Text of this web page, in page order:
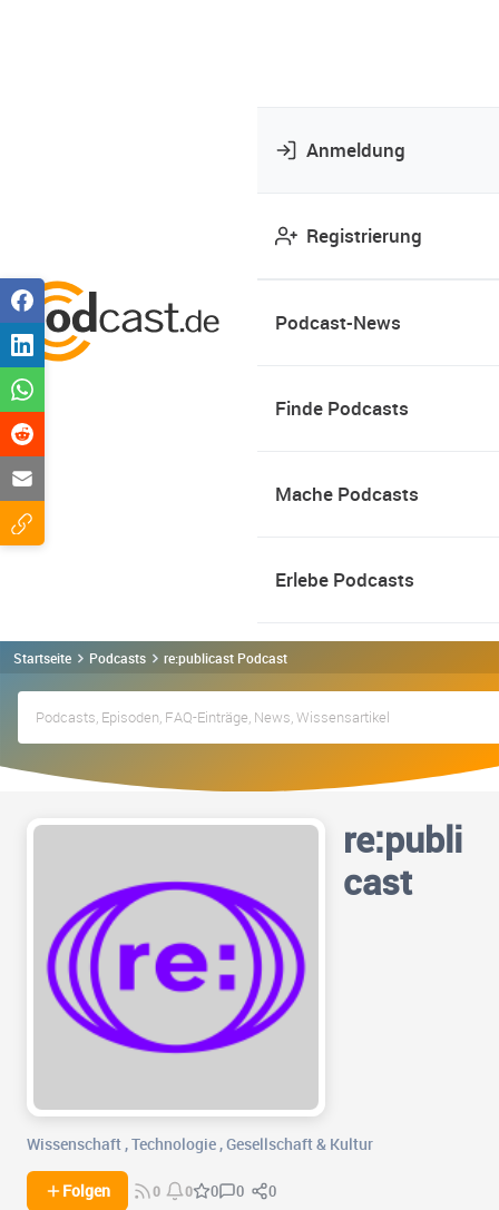
Anmeldung
Registrierung
Podcast-News
Finde Podcasts
Mache Podcasts
Erlebe Podcasts
Startseite Podcasts re:publicast Podcast
re:publi
cast
Wissenschaft ,Technologie ,Gesellschaft & Kultur
Folgen 0 0 0 0 0